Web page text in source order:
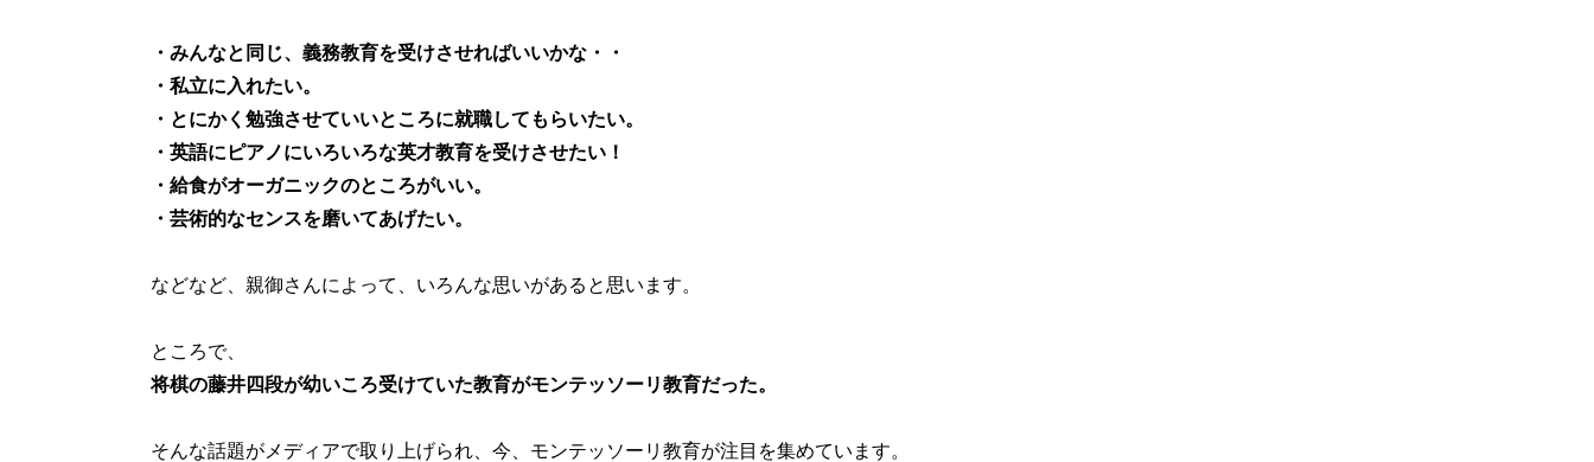
・みんなと同じ、義務教育を受けさせればいいかな・・
・私立に入れたい。
・とにかく勉強させていいところに就職してもらいたい。
・英語にピアノにいろいろな英才教育を受けさせたい！
・給食がオーガニックのところがいい。
・芸術的なセンスを磨いてあげたい。
などなど、親御さんによって、いろんな思いがあると思います。
ところで、
将棋の藤井四段が幼いころ受けていた教育がモンテッソーリ教育だった。
そんな話題がメディアで取り上げられ、今、モンテッソーリ教育が注目を集めています。